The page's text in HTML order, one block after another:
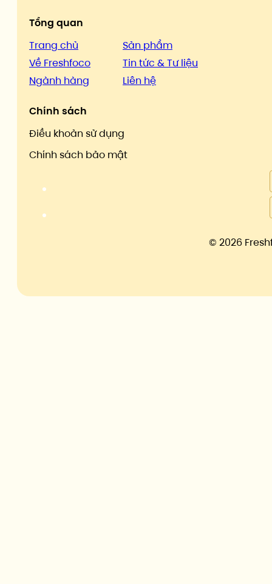
Tổng quan
Trang chủ
Về Freshfoco
Ngành hàng
Sản phẩm
Tin tức & Tư liệu
Liên hệ
Chính sách
Điều khoản sử dụng
Chính sách bảo mật
© 2026